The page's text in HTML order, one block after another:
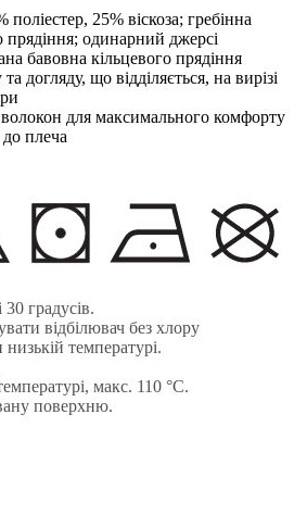
25% віскоза; гребінна
прядіння; одинарний джерсі
бавовна кільцевого прядіння
догляду, що відділяється, на вирізі
для максимального комфорту
до плеча
градусів.
відбілювач без хлору
температурі.
макс. 110 °C.
поверхню.